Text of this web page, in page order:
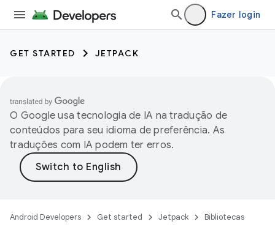
Fazer login
GET STARTED JETPACK
O Google usa tecnologia de IA na tradução de
conteúdos para seu idioma de preferência. As
traduções com IA podem ter erros.
Android Developers Get started Jetpack Bibliotecas